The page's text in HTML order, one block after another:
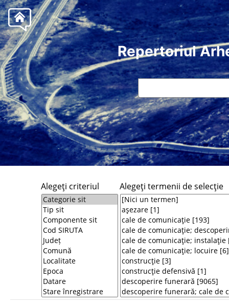
Repertoriul
Alegeţi criteriul Alegeţi termenii de selecţie